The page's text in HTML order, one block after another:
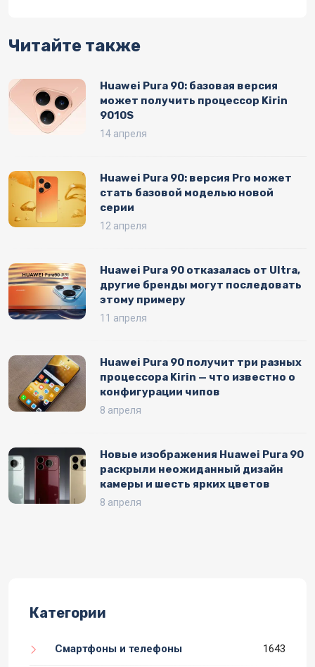
Читайте также
Huawei Pura 90: базовая версия
может получить процессор Kirin
9010S
14 апреля
Huawei Pura 90: версия Pro может
стать базовой моделью новой
серии
12 апреля
Huawei Pura 90 отказалась от Ultra,
другие бренды могут последовать
этому примеру
11 апреля
Huawei Pura 90 получит три разных
процессора Kirin — что известно о
конфигурации чипов
8 апреля
Новые изображения Huawei Pura 90
раскрыли неожиданный дизайн
камеры и шесть ярких цветов
8 апреля
Категории
Смартфоны и телефоны 1643